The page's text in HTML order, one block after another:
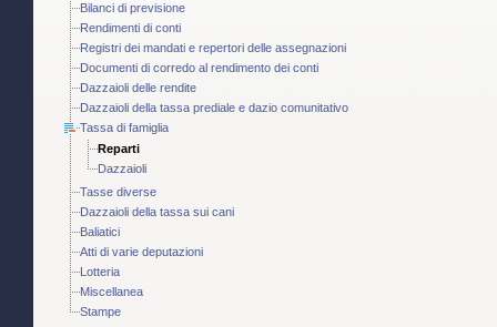
Bilanci di previsione
Rendimenti di conti
Registri dei mandati e repertori delle assegnazioni
Documenti di corredo al rendimento dei conti
Dazzaioli delle rendite
Dazzaioli della tassa prediale e dazio comunitativo
Tassa di famiglia
Reparti
Dazzaioli
Tasse diverse
Dazzaioli della tassa sui cani
Baliatici
Atti di varie deputazioni
Lotteria
Miscellanea
Stampe